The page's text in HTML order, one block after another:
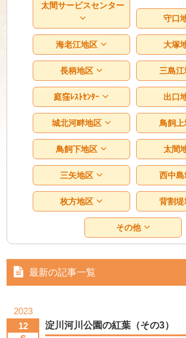
太間サービスセンター
守口
海老江地区 大塚
長柄地区 三島
庭窪ﾚｽﾄｾﾝﾀｰ 出口
城北河畔地区 鳥飼上
鳥飼下地区 太間
三矢地区 西中島
枚方地区 背割堤
その他
最新の記事一覧
2023
12
淀川河川公園の紅葉（その3）